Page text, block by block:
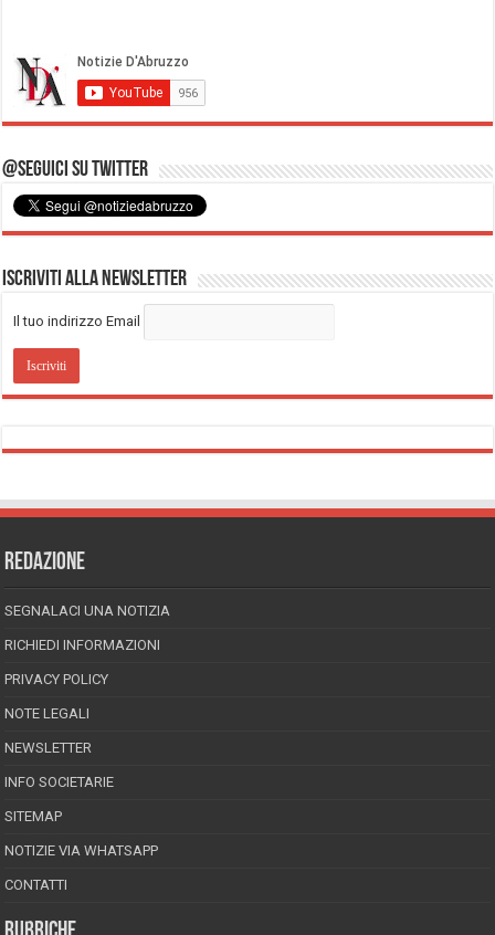
@Seguici su Twitter
Iscriviti alla Newsletter
Il tuo indirizzo Email
REDAZIONE
SEGNALACI UNA NOTIZIA
RICHIEDI INFORMAZIONI
PRIVACY POLICY
NOTE LEGALI
NEWSLETTER
INFO SOCIETARIE
SITEMAP
NOTIZIE VIA WHATSAPP
CONTATTI